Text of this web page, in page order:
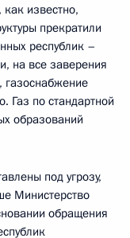
известно,
прекратили
республик –
на все заверения
газоснабжение
Газ по стандартной
образований
под угрозу,
Министерство
обращения